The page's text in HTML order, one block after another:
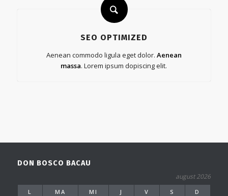
SEO OPTIMIZED
Aenean commodo ligula eget dolor. Aenean
massa. Lorem ipsum dopiscing elit.
DON BOSCO BACAU
august 2026
L MA MI J V S
D